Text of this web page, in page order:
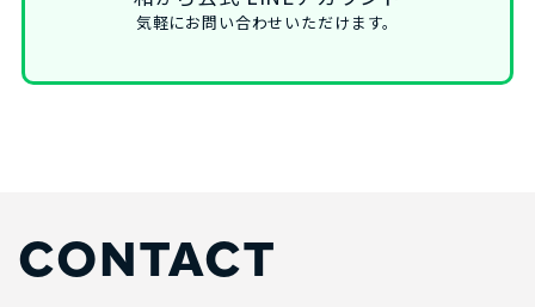
気軽にお問い合わせいただけます。
CONTACT